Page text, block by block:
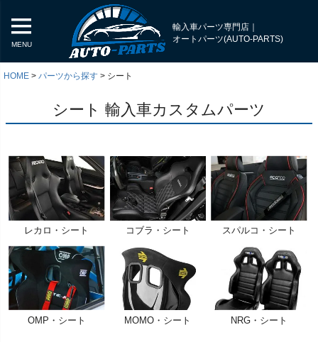
MENU
輸入車パーツ専門店｜
オートパーツ(AUTO-PARTS)
HOME パーツから探す シート
シート 輸入車カスタムパーツ
レカロ・シート コブラ・シート スパルコ・シート
OMP・シート MOMO・シート NRG・シート